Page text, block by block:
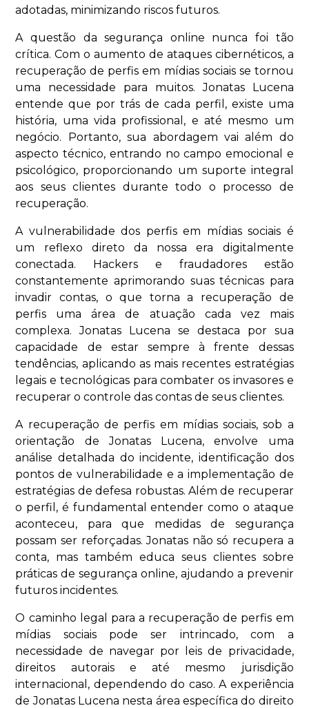
adotadas, minimizando riscos futuros.
A questão da segurança online nunca foi tão
crítica. Com o aumento de ataques cibernéticos, a
recuperação de perfis em mídias sociais se tornou
uma necessidade para muitos. Jonatas Lucena
entende que por trás de cada perfil, existe uma
história, uma vida profissional, e até mesmo um
negócio. Portanto, sua abordagem vai além do
aspecto técnico, entrando no campo emocional e
psicológico, proporcionando um suporte integral
aos seus clientes durante todo o processo de
recuperação.
A vulnerabilidade dos perfis em mídias sociais é
um reflexo direto da nossa era digitalmente
conectada. Hackers e fraudadores estão
constantemente aprimorando suas técnicas para
invadir contas, o que torna a recuperação de
perfis uma área de atuação cada vez mais
complexa. Jonatas Lucena se destaca por sua
capacidade de estar sempre à frente dessas
tendências, aplicando as mais recentes estratégias
legais e tecnológicas para combater os invasores e
recuperar o controle das contas de seus clientes.
A recuperação de perfis em mídias sociais, sob a
orientação de Jonatas Lucena, envolve uma
análise detalhada do incidente, identificação dos
pontos de vulnerabilidade e a implementação de
estratégias de defesa robustas. Além de recuperar
o perfil, é fundamental entender como o ataque
aconteceu, para que medidas de segurança
possam ser reforçadas. Jonatas não só recupera a
conta, mas também educa seus clientes sobre
práticas de segurança online, ajudando a prevenir
futuros incidentes.
O caminho legal para a recuperação de perfis em
mídias sociais pode ser intrincado, com a
necessidade de navegar por leis de privacidade,
direitos autorais e até mesmo jurisdição
internacional, dependendo do caso. A experiência
de Jonatas Lucena nesta área específica do direito